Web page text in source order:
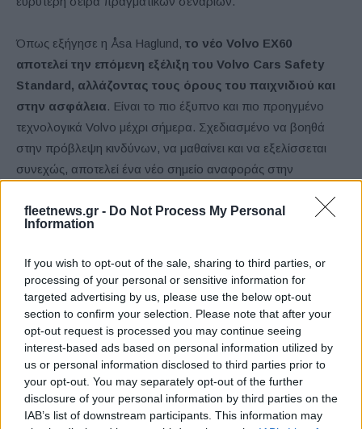
fleetnews.gr - Do Not Process My Personal
Information
If you wish to opt-out of the sale, sharing to third parties, or
processing of your personal or sensitive information for
targeted advertising by us, please use the below opt-out
section to confirm your selection. Please note that after your
opt-out request is processed you may continue seeing
interest-based ads based on personal information utilized by
us or personal information disclosed to third parties prior to
your opt-out. You may separately opt-out of the further
disclosure of your personal information by third parties on the
IAB’s list of downstream participants. This information may
Όπως εξήγησε η Åsa Haglund, το νέο Volvo EX60
αποτελεί την επόμενη εξέλιξη του Volvo Cars Safety
Standard, αλλάζοντας τους όρους του παιχνιδιού και
στην ασφάλεια. Είναι το πιο έξυπνο και πιο προηγμένο
τεχνολογικά Volvo μέχρι σήμερα. Σχεδιασμένο να βοηθά
στην πρόβλεψη κινδύνων, να μαθαίνει και να εξελίσσεται
συνεχώς, αποτελεί ένα νέο σημείο αναφοράς στην
παγκόσμια πρωτιά στην ασφάλεια, τη ζώνη ασφαλείας
πολλαπλής προσαρμογής που προσαρμόζει σε πραγματικό
σώμα του επιβάτη. Ουσιαστικά είναι μία «επανεφεύρεση»
της ζώνης ασφαλείας τριών σημείων, την οποία παρουσίασε
πρώτη η Volvo, το 1959.